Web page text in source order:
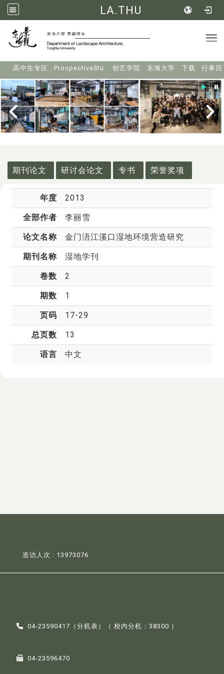
LA.THU
高中生专区 ProspectiveStu. 创艺学院 东海大学 下载 行事历
期刊论文
研讨会论文 专书 荣誉奖项
年度 2013
全部作者 李丽雪
论文名称 金门浯江溪口湿地环境营造研究
期刊名称 湿地学刊
卷数 2
期数 1
页码 17-29
总页数 13
语言 中文
造访人次 : 13973076
04-23590417（分机表 ）（ 校内分机：38300 ）
04-23596470